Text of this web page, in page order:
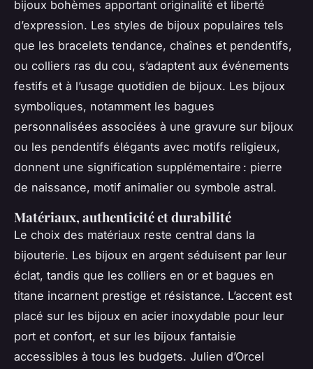
bijoux bohèmes apportant originalité et liberté
d’expression. Les styles de bijoux populaires tels
que les bracelets tendance, chaînes et pendentifs,
ou colliers ras du cou, s’adaptent aux événements
festifs et à l’usage quotidien de bijoux. Les bijoux
symboliques, notamment les bagues
personnalisées associées à une gravure sur bijoux
ou les pendentifs élégants avec motifs religieux,
donnent une signification supplémentaire : pierre
de naissance, motif animalier ou symbole astral.
Matériaux, authenticité et durabilité
Le choix des matériaux reste central dans la
bijouterie. Les bijoux en argent séduisent par leur
éclat, tandis que les colliers en or et bagues en
titane incarnent prestige et résistance. L’accent est
placé sur les bijoux en acier inoxydable pour leur
port et confort, et sur les bijoux fantaisie
accessibles à tous les budgets. Julien d’Orcel